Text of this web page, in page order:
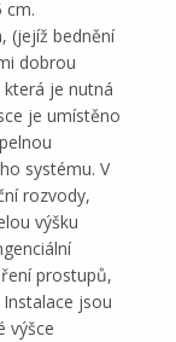
cm.
(jejíž bednění
dobrou
je nutná
je umístěno
systému. V
rozvody,
výšku
prostupů,
jsou
výšce